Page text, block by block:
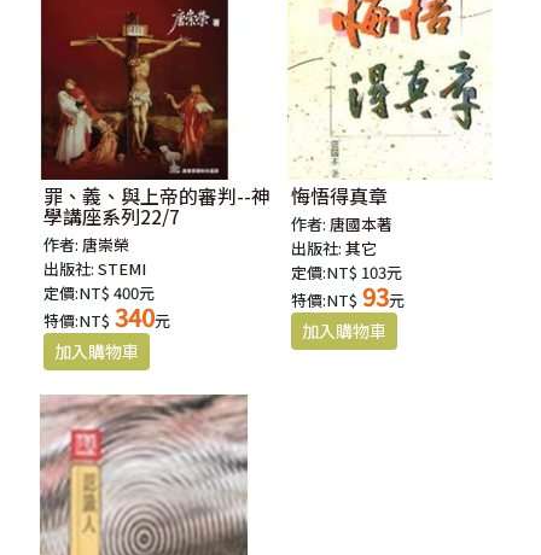
罪、義、與上帝的審判--神
學講座系列22/7
作者:唐崇榮
出版社:STEMI
定價:NT$ 400元
特價:NT$ 340元
悔悟得真章
作者:唐國本著
出版社:其它
定價:NT$ 103元
特價:NT$ 93元